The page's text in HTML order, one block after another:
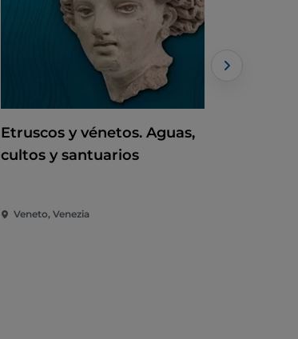
Etruscos y vénetos. Aguas,
cultos y santuarios
Veneto, Venezia